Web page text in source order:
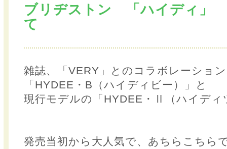
ブリヂストン 「ハイディ」
て
雑誌、「VERY」とのコラボレーショ
「HYDEE・B（ハイディビー）」と
現行モデルの「HYDEE・Ⅱ（ハイディ
発売当初から大人気で、あちらこちら